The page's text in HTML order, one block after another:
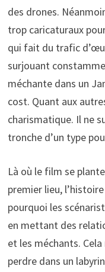
des drones.
trop caricaturaux
qui fait du trafic
surjouant
méchante dans un
cost. Quant aux
charismatique. Il ne
tronche d’un type
Là où le film se
premier lieu,
pourquoi les
en mettant des
et les méchants. Cela
perdre dans un